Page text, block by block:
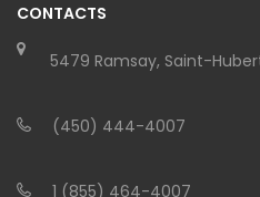
CONTACTS
5479 Ramsay, Saint-
(450) 444-4007
1 (855) 464-4007